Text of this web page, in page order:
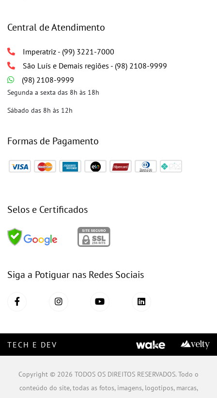
Central de Atendimento
Imperatriz - (99) 3221-7000
São Luís e Demais regiões - (98) 2108-9999
(98) 2108-9999
Segunda a sexta das 8h às 18h
Sábado das 8h às 12h
Formas de Pagamento
Selos e Certificados
Siga a Potiguar nas Redes Sociais
TECH E DEV
Copyright © 2026 TODOS OS DIREITOS RESERVADOS. Todo o
conteúdo do site, todas as fotos, imagens, logotipos, marcas,